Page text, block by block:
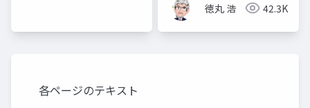
徳丸 浩 42.3K
各ページのテキスト